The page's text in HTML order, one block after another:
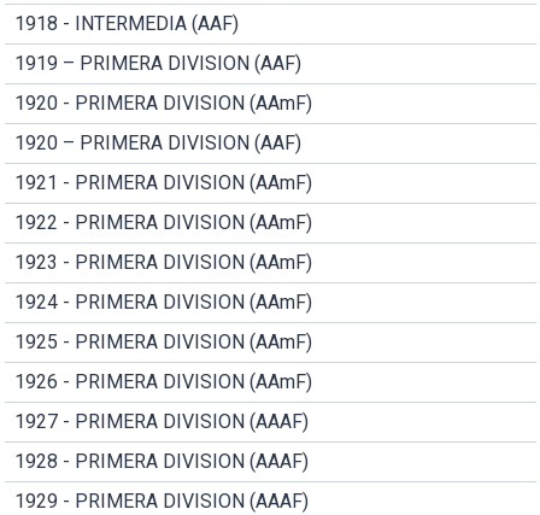
1918 - INTERMEDIA (AAF)
1919 – PRIMERA DIVISION (AAF)
1920 - PRIMERA DIVISION (AAmF)
1920 – PRIMERA DIVISION (AAF)
1921 - PRIMERA DIVISION (AAmF)
1922 - PRIMERA DIVISION (AAmF)
1923 - PRIMERA DIVISION (AAmF)
1924 - PRIMERA DIVISION (AAmF)
1925 - PRIMERA DIVISION (AAmF)
1926 - PRIMERA DIVISION (AAmF)
1927 - PRIMERA DIVISION (AAAF)
1928 - PRIMERA DIVISION (AAAF)
1929 - PRIMERA DIVISION (AAAF)